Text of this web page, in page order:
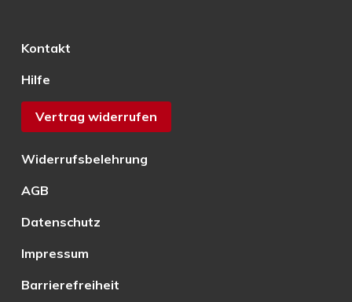
Kontakt
Hilfe
Vertrag widerrufen
Widerrufsbelehrung
AGB
Datenschutz
Impressum
Barrierefreiheit